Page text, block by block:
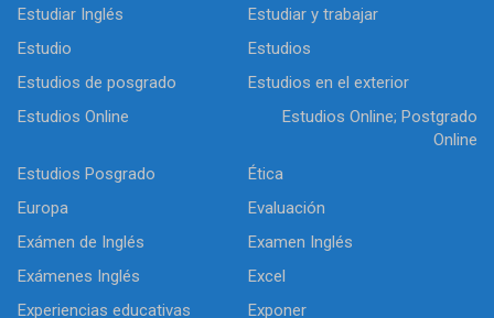
Estudiar Inglés
Estudiar y trabajar
Estudio
Estudios
Estudios de posgrado
Estudios en el exterior
Estudios Online
Estudios Online; Postgrado
Online
Estudios Posgrado
Ética
Europa
Evaluación
Exámen de Inglés
Examen Inglés
Exámenes Inglés
Excel
Experiencias educativas
Exponer